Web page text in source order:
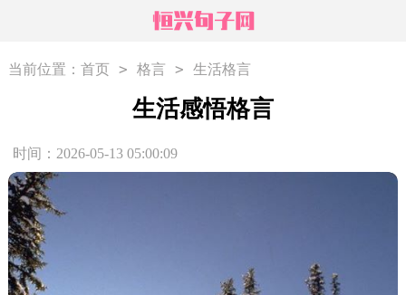
当前位置： 首页 > 格言 > 生活格言
生活感悟格言
时间：2026-05-13 05:00:09